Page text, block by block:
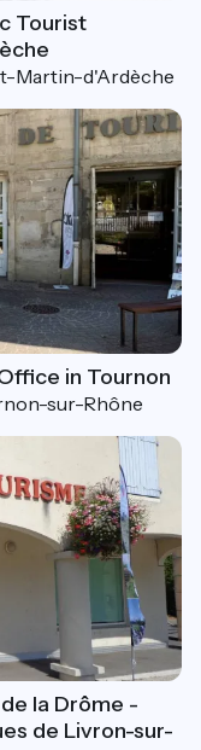
Tourist
Martin-d'Ardèche
in Tournon
sur-Rhône
la Drôme -
de Livron-sur-